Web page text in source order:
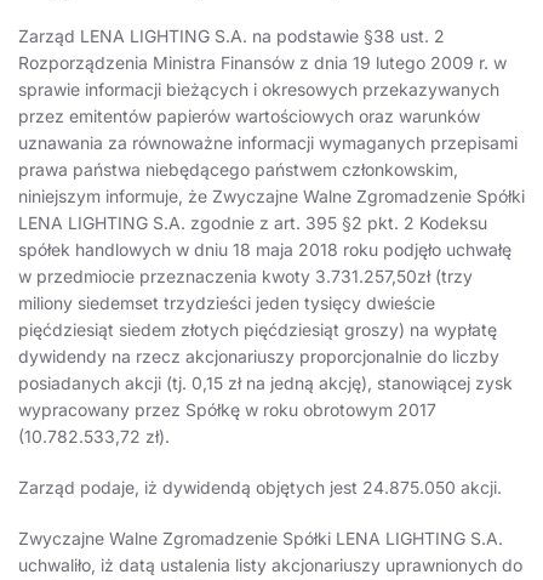
Zarząd LENA LIGHTING S.A. na podstawie §38 ust. 2
Rozporządzenia Ministra Finansów z dnia 19 lutego 2009 r. w
sprawie informacji bieżących i okresowych przekazywanych
przez emitentów papierów wartościowych oraz warunków
uznawania za równoważne informacji wymaganych przepisami
prawa państwa niebędącego państwem członkowskim,
niniejszym informuje, że Zwyczajne Walne Zgromadzenie Spółki
LENA LIGHTING S.A. zgodnie z art. 395 §2 pkt. 2 Kodeksu
spółek handlowych w dniu 18 maja 2018 roku podjęło uchwałę
w przedmiocie przeznaczenia kwoty 3.731.257,50zł (trzy
miliony siedemset trzydzieści jeden tysięcy dwieście
pięćdziesiąt siedem złotych pięćdziesiąt groszy) na wypłatę
dywidendy na rzecz akcjonariuszy proporcjonalnie do liczby
posiadanych akcji (tj. 0,15 zł na jedną akcję), stanowiącej zysk
wypracowany przez Spółkę w roku obrotowym 2017
(10.782.533,72 zł).
Zarząd podaje, iż dywidendą objętych jest 24.875.050 akcji.
Zwyczajne Walne Zgromadzenie Spółki LENA LIGHTING S.A.
uchwaliło, iż datą ustalenia listy akcjonariuszy uprawnionych do